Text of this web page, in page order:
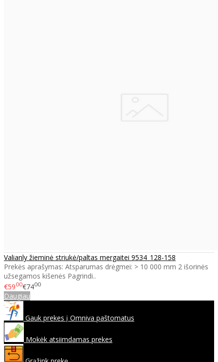
Valianly žieminė striukė/paltas mergaitei 9534_128-158
Prekės aprašymas: Atsparumas drėgmei: > 10 000 mm 2 išorinės
užsegamos kišenės Pagrindi..
€5900€7400
Daugiau
Gauk prekes į Omniva paštomatus
Mokėk atsiimdamas prekes